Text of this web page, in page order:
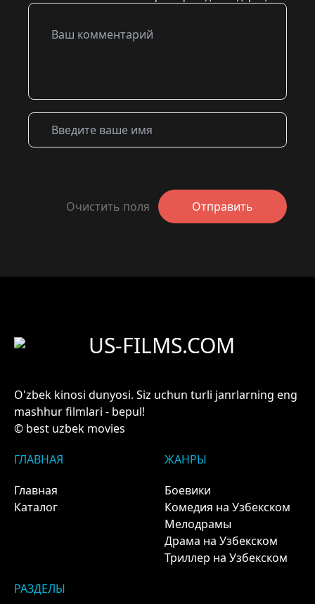
Очистить поля Отправить
US-FILMS.COM
O'zbek kinosi dunyosi. Siz uchun turli janrlarning eng
mashhur filmlari - bepul!
© best uzbek movies
ГЛАВНАЯ
Главная
Каталог
ЖАНРЫ
Боевики
Комедия на Узбекском
Мелодрамы
Драма на Узбекском
Триллер на Узбекском
РАЗДЕЛЫ